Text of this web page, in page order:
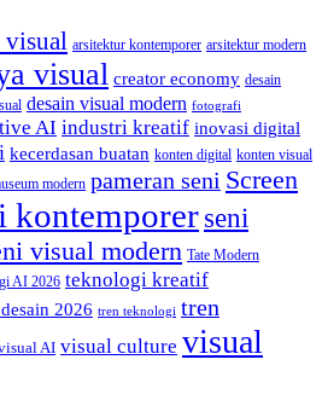
arsitektur kontemporer arsitektur modern
visual creator economy desain
desain visual modern fotografi
AI industri kreatif inovasi digital
kecerdasan buatan konten digital konten visual
modern pameran seni Screen
kontemporer seni
visual modern Tate Modern
AI 2026 teknologi kreatif
2026 tren teknologi tren
AI visual culture visual